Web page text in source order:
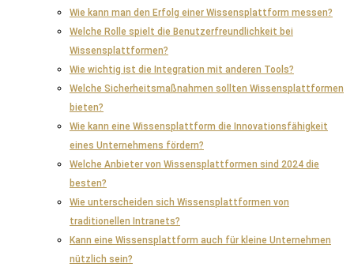
Wie kann man den Erfolg einer Wissensplattform messen?
Welche Rolle spielt die Benutzerfreundlichkeit bei
Wissensplattformen?
Wie wichtig ist die Integration mit anderen Tools?
Welche Sicherheitsmaßnahmen sollten Wissensplattformen
bieten?
Wie kann eine Wissensplattform die Innovationsfähigkeit
eines Unternehmens fördern?
Welche Anbieter von Wissensplattformen sind 2024 die
besten?
Wie unterscheiden sich Wissensplattformen von
traditionellen Intranets?
Kann eine Wissensplattform auch für kleine Unternehmen
nützlich sein?